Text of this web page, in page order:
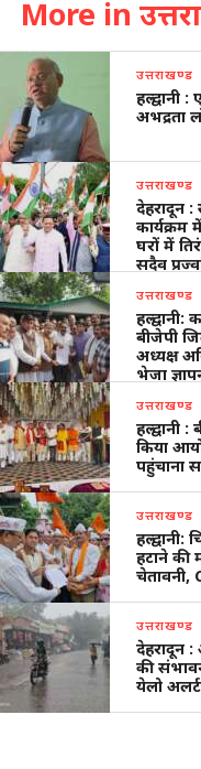
More in
उत्तराखण्ड
हल्द्वानी
अभद्रता
उत्तराखण्ड
देहरादून :
कार्यक्रम
घरों में
सदैव
उत्तराखण्ड
बीजेपी
अध्यक्ष
भेजा
उत्तराखण्ड
हल्द्वानी
किया
पहुंचाना
उत्तराखण्ड
हटाने की
चेतावनी,
उत्तराखण्ड
देहरादून :
की
येलो